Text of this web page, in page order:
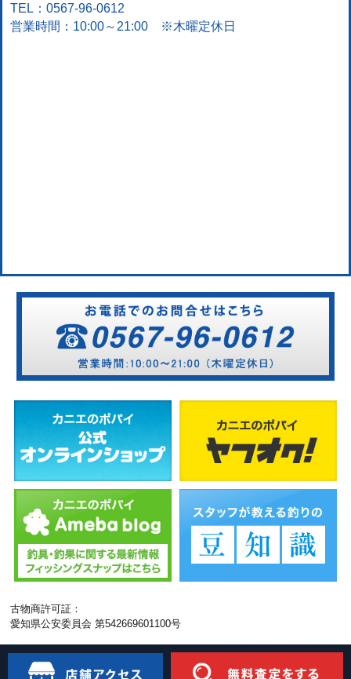
TEL：0567-96-0612
営業時間：10:00～21:00 ※木曜定休日
古物商許可証：
愛知県公安委員会 第542669601100号